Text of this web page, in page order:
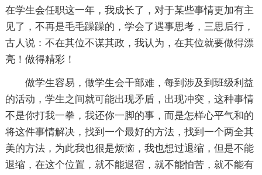
在学生会任职这一年，我成长了，对于某些事情更加有主
见了，不再是毛毛躁躁的，学会了遇事思考，三思后行，
古人说：不在其位不谋其政，我认为，在其位就要做得漂
亮！做得精彩！
做学生容易，做学生会干部难，每到涉及到班级利益
的活动，学生之间就可能出现矛盾，出现冲突，这种事情
不是你打我一拳，我还你一脚的事，而是怎样心平气和的
将这件事情解决，找到一个最好的方法，找到一个两全其
美的方法，为此我也很是烦恼，我也想过退缩，但是不能
退缩，在这个位置，就不能退宿，就不能怕苦，就不能有